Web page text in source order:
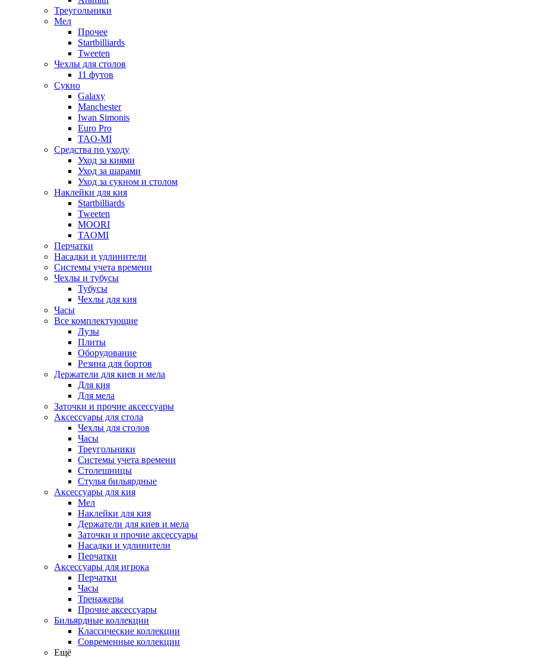
Треугольники
Мел
Прочее
Startbilliards
Tweeten
Чехлы для столов
11 футов
Сукно
Galaxy
Manchester
Iwan Simonis
Euro Pro
TAO-MI
Средства по уходу
Уход за киями
Уход за шарами
Уход за сукном и столом
Наклейки для кия
Startbilliards
Tweeten
MOORI
TAOMI
Перчатки
Насадки и удлинители
Системы учета времени
Чехлы и тубусы
Тубусы
Чехлы для кия
Часы
Все комплектующие
Лузы
Плиты
Оборудование
Резина для бортов
Держатели для киев и мела
Для кия
Для мела
Заточки и прочие аксессуары
Аксессуары для стола
Чехлы для столов
Часы
Треугольники
Системы учета времени
Столешницы
Стулья бильярдные
Аксессуары для кия
Мел
Наклейки для кия
Держатели для киев и мела
Заточки и прочие аксессуары
Насадки и удлинители
Перчатки
Аксессуары для игрока
Перчатки
Часы
Тренажеры
Прочие аксессуары
Бильярдные коллекции
Классические коллекции
Современные коллекции
Ещё